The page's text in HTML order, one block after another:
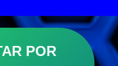
to content
POR